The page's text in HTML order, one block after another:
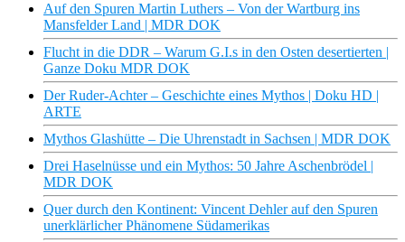
Auf den Spuren Martin Luthers – Von der Wartburg ins
Mansfelder Land | MDR DOK
Flucht in die DDR – Warum G.I.s in den Osten desertierten |
Ganze Doku MDR DOK
Der Ruder-Achter – Geschichte eines Mythos | Doku HD |
ARTE
Mythos Glashütte – Die Uhrenstadt in Sachsen | MDR DOK
Drei Haselnüsse und ein Mythos: 50 Jahre Aschenbrödel |
MDR DOK
Quer durch den Kontinent: Vincent Dehler auf den Spuren
unerklärlicher Phänomene Südamerikas